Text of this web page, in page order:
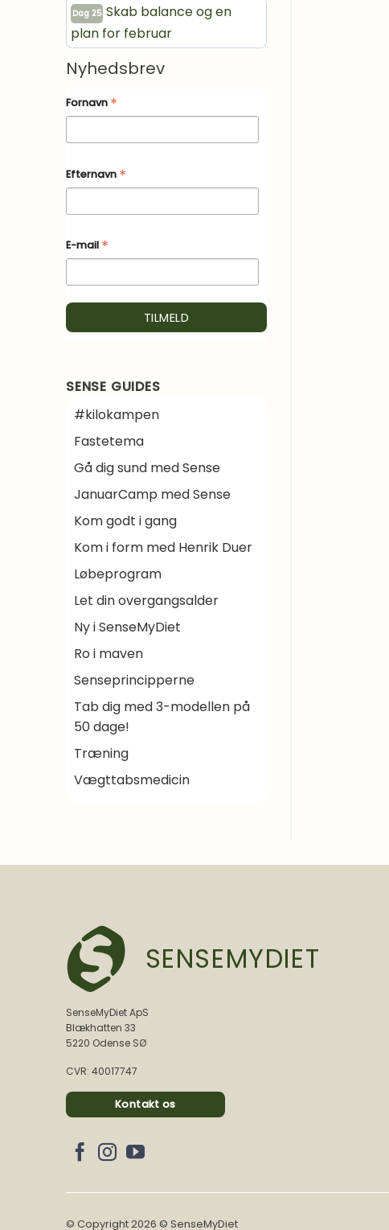
Dag 25 Skab balance og en
plan for februar
Nyhedsbrev
Fornavn *
Efternavn *
E-mail *
SENSE GUIDES
#kilokampen
Fastetema
Gå dig sund med Sense
JanuarCamp med Sense
Kom godt i gang
Kom i form med Henrik Duer
Løbeprogram
Let din overgangsalder
Ny i SenseMyDiet
Ro i maven
Senseprincipperne
Tab dig med 3-modellen på
50 dage!
Træning
Vægttabsmedicin
SENSEMYDIET
SenseMyDiet ApS
Blækhatten 33
5220 Odense SØ
CVR: 40017747
Kontakt os
© Copyright 2026 © SenseMyDiet